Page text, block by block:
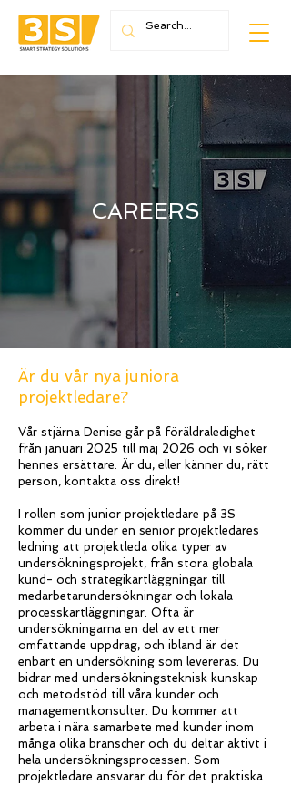
CAREERS
Är du vår nya juniora
projektledare?
Vår stjärna Denise går på föräldraledighet
från januari 2025 till maj 2026 och vi söker
hennes ersättare. Är du, eller känner du, rätt
person, kontakta oss direkt!
I rollen som junior projektledare på 3S
kommer du under en senior projektledares
ledning att projektleda olika typer av
undersökningsprojekt, från stora globala
kund- och strategikartläggningar till
medarbetarundersökningar och lokala
processkartläggningar. Ofta är
undersökningarna en del av ett mer
omfattande uppdrag, och ibland är det
enbart en undersökning som levereras. Du
bidrar med undersökningsteknisk kunskap
och metodstöd till våra kunder och
managementkonsulter. Du kommer att
arbeta i nära samarbete med kunder inom
många olika branscher och du deltar aktivt i
hela undersökningsprocessen. Som
projektledare ansvarar du för det praktiska